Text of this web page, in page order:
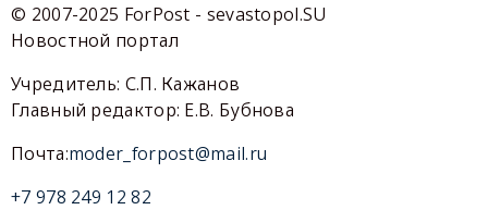
© 2007-2025 ForPost - sevastopol.SU
Новостной портал
Учредитель: С.П. Кажанов
Главный редактор: Е.В. Бубнова
Почта:moder_forpost@mail.ru
+7 978 249 12 82